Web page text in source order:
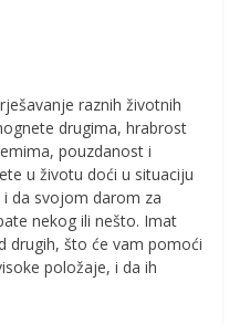
raznih životnih
drugima, hrabrost
pouzdanost i
u životu doći u situaciju
da svojom darom za
nekog ili nešto. Imat
drugih, što će vam pomoći
položaje, i da ih